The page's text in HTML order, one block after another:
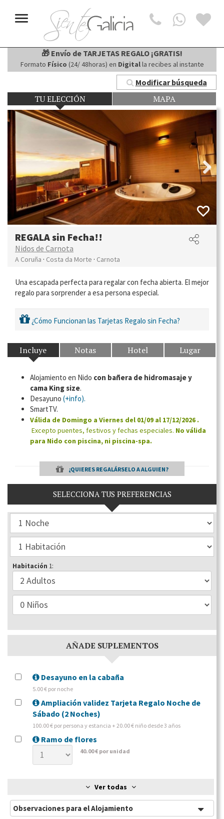
Toggle
navigation
🎁 Envío de TARJETAS REGALO ¡GRATIS!
Formato Físico (24/ 48horas) en Digitalla recibes al instante
Modificar búsqueda
TU ELECCIÓN MAPA
Next
REGALA sin Fecha!!
Nidos de Carnota
A Coruña · Costa da Morte · Carnota
Una escapada perfecta para regalar con fecha abierta. El mejor
regalo para sorprender a esa persona especial.
¿Cómo Funcionan las Tarjetas Regalo sin Fecha?
Incluye Notas Hotel Lugar
Alojamiento en Nido con bañera de hidromasaje y
cama King size.
Desayuno (+info).
SmartTV.
Válida de Domingo a Viernes del 01/09 al 17/12/2026 .
Excepto puentes, festivos y fechas especiales. No válida
para Nido con piscina, ni piscina-spa.
¿QUIERES REGALÁRSELO A ALGUIEN?
SELECCIONA TUS PREFERENCIAS
Habitación 1:
AÑADE SUPLEMENTOS
Desayuno en la cabaña
5.00 € por noche
Ampliación validez Tarjeta Regalo Noche de
Sábado (2 Noches)
100.00 € por persona y estancia + 20.00 € niño desde 3 años
Ramo de flores
40.00 € por unidad
Ver todas
Observaciones para el Alojamiento